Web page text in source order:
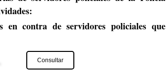
en contra de servidores policiales que
Consultar